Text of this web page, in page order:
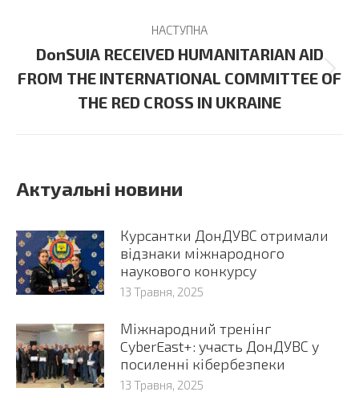
НАСТУПНА
Next
post:
DonSUIA RECEIVED HUMANITARIAN AID
FROM THE INTERNATIONAL COMMITTEE OF
THE RED CROSS IN UKRAINE
Актуальні новини
Курсантки ДонДУВС отримали
відзнаки міжнародного
наукового конкурсу
13 Травня, 2025
Міжнародний тренінг
CyberEast+: участь ДонДУВС у
посиленні кібербезпеки
13 Травня, 2025